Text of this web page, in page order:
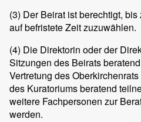
(3) Der Beirat ist berechtigt,
auf befristete Zeit zuzuwählen.
(4) Die Direktorin oder der
Sitzungen des Beirats
Vertretung des
des Kuratoriums beratend
weitere Fachpersonen zur
werden.